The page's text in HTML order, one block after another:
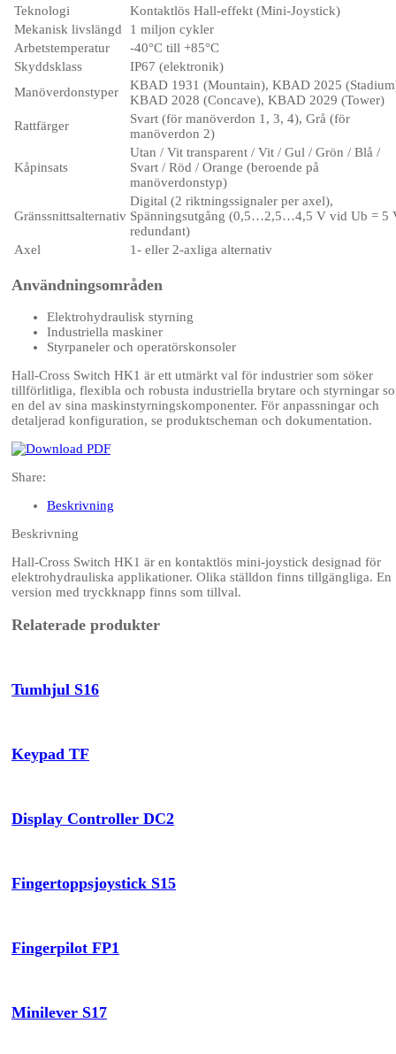
Teknologi
Kontaktlös Hall-effekt (Mini-Joystick)
Mekanisk livslängd
1 miljon cykler
Arbetstemperatur
-40°C till +85°C
Skyddsklass
IP67 (elektronik)
Manöverdonstyper
KBAD 1931 (Mountain), KBAD 2025
KBAD 2028 (Concave), KBAD 2029 (Tower)
Rattfärger
Svart (för manöverdon 1, 3, 4), Grå (för
manöverdon 2)
Kåpinsats
Utan / Vit transparent / Vit / Gul / Grön / Blå /
Svart / Röd / Orange (beroende på
manöverdonstyp)
Gränssnittsalternativ
Digital (2 riktningssignaler per axel),
Spänningsutgång (0,5…2,5…4,5 V vid Ub = 5
redundant)
Axel
1- eller 2-axliga alternativ
Användningsområden
Elektrohydraulisk styrning
Industriella maskiner
Styrpaneler och operatörskonsoler
Hall-Cross Switch HK1 är ett utmärkt val för industrier som söker
tillförlitliga, flexibla och robusta industriella brytare och styrningar
en del av sina maskinstyrningskomponenter. För anpassningar och
detaljerad konfiguration, se produktscheman och dokumentation.
Share:
Beskrivning
Beskrivning
Hall-Cross Switch HK1 är en kontaktlös mini-joystick designad för
elektrohydrauliska applikationer. Olika ställdon finns tillgängliga. En
version med tryckknapp finns som tillval.
Relaterade produkter
Tumhjul S16
Keypad TF
Display Controller DC2
Fingertoppsjoystick S15
Fingerpilot FP1
Minilever S17